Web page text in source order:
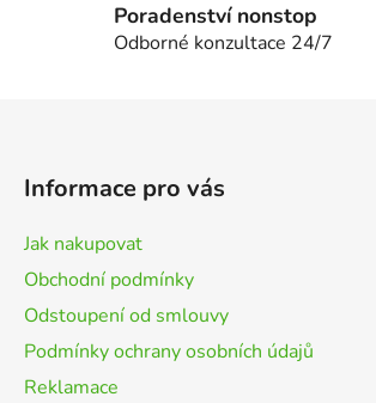
Poradenství nonstop
Odborné konzultace 24/7
Informace pro vás
Jak nakupovat
Obchodní podmínky
Odstoupení od smlouvy
Podmínky ochrany osobních údajů
Reklamace